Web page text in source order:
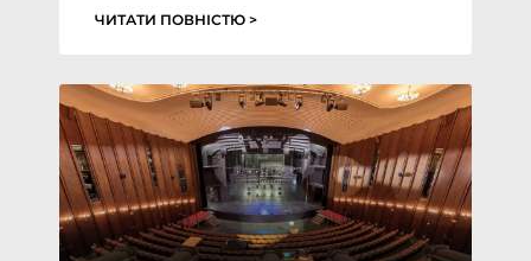
ЧИТАТИ ПОВНІСТЮ >